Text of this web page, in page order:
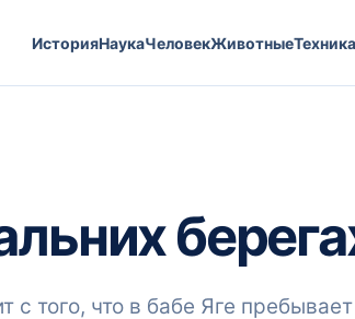
ИсторияНаукаЧеловекЖивотныеТехника
того, что в бабе Яге